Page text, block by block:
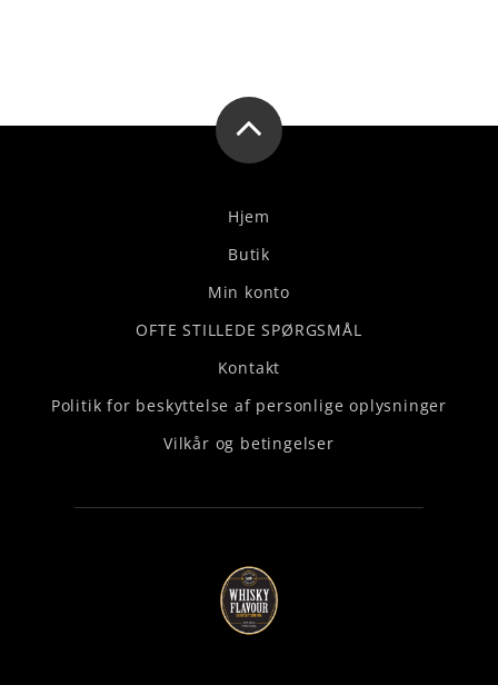
Hjem
Butik
Min konto
OFTE STILLEDE SPØRGSMÅL
Kontakt
Politik for beskyttelse af personlige oplysninger
Vilkår og betingelser